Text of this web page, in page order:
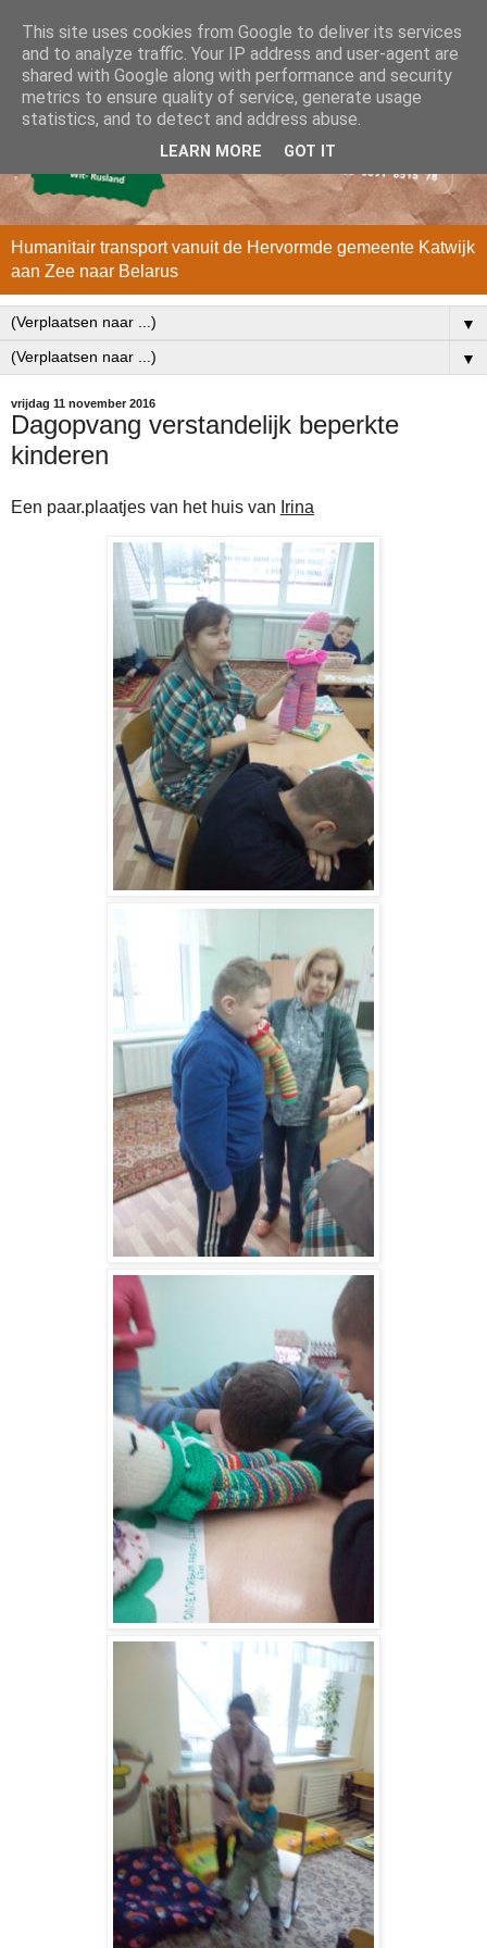
Humanitair transport vanuit de Hervormde gemeente Katwijk
aan Zee naar Belarus
▼
▼
vrijdag 11 november 2016
Dagopvang verstandelijk beperkte
kinderen
Een paar.plaatjes van het huis van Irina
This site uses cookies from Google to deliver its services
and to analyze traffic. Your IP address and user-agent are
shared with Google along with performance and security
metrics to ensure quality of service, generate usage
statistics, and to detect and address abuse.
LEARN MORE GOT IT